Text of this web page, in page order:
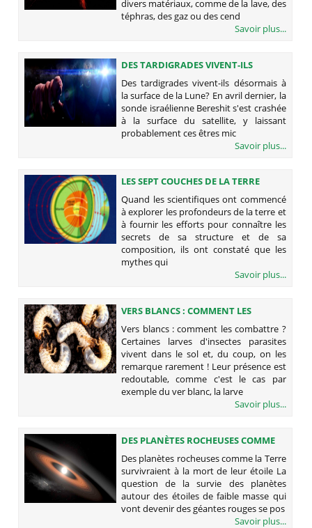
divers matériaux, comme de la lave, des
téphras, des gaz ou des cend
Savoir plus...
DES TARDIGRADES VIVENT-ILS
DÉSORMAIS À LA SURFACE DE LA
LUNE?
Des tardigrades vivent-ils désormais à
la surface de la Lune? En avril dernier, la
sonde israélienne Bereshit s'est crashée
à la surface du satellite, y laissant
probablement ces êtres mic
Savoir plus...
LES SEPT COUCHES DE LA TERRE
Quand les scientifiques ont commencé
à explorer les profondeurs de la terre et
à fournir les efforts pour connaître les
secrets de sa structure et de sa
composition, ils ont constaté que les
mythes qui
Savoir plus...
VERS BLANCS : COMMENT LES
COMBATTRE ?
Vers blancs : comment les combattre ?
Certaines larves d'insectes parasites
vivent dans le sol et, du coup, on les
remarque rarement ! Leur présence est
redoutable, comme c'est le cas par
exemple du ver blanc, la larve
Savoir plus...
DES PLANÈTES ROCHEUSES COMME
LA TERRE SURVIVRAIENT À LA MORT
DE LEUR ÉTOILE
Des planètes rocheuses comme la Terre
survivraient à la mort de leur étoile La
question de la survie des planètes
autour des étoiles de faible masse qui
vont devenir des géantes rouges se pos
Savoir plus...